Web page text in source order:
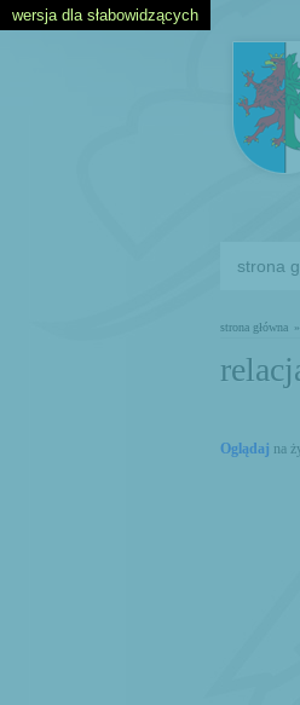
wersja dla słabowidzących
strona
strona główna
Oglądaj na